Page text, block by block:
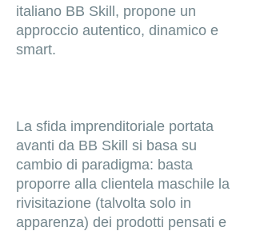
italiano BB Skill, propone un
approccio autentico, dinamico e
smart.
La sfida imprenditoriale portata
avanti da BB Skill si basa su
cambio di paradigma: basta
proporre alla clientela maschile la
rivisitazione (talvolta solo in
apparenza) dei prodotti pensati e